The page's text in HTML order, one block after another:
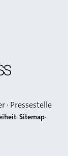
· Pressestelle
Sitemap